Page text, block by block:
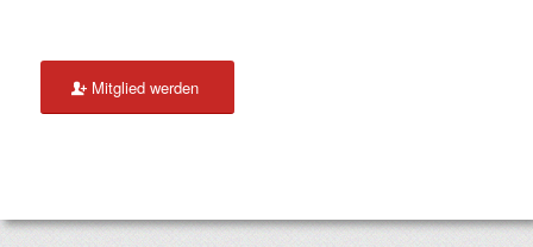
Mitglied werden